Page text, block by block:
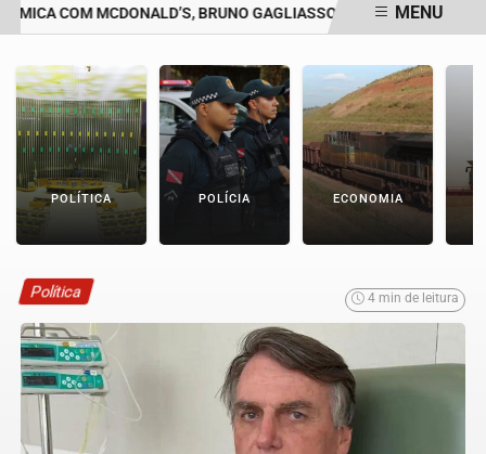
COM MCDONALD’S, BRUNO GAGLIASSO PEDE DESCULPAS: 'SE
MENU
POLÍTICA POLÍCIA ECONOMIA
Política 4 min de leitura